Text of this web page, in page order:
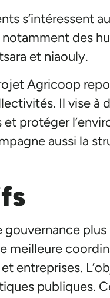
s’intéressent
des
et niaouly.
Agricoop
Il vise à
protéger
aussi la
gouvernance
meilleure
entreprises.
publiques.